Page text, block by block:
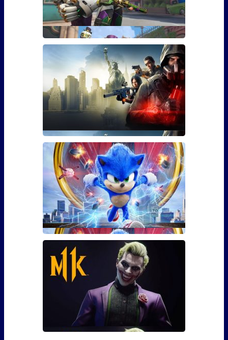
Гайд: Как открыть скин Марди
Гра для Эш из Overwatch
Если вы играли в Overwatch, то наверняка видели
там персона
Гайд: Как использовать бустер
30 уровня для The Division 2
Фанаты The Division 2 наверняка уже в курсе, что 3
марта игра �
Сколько сцен после титров у
Соника?
Сейчас практически каждый фильм – это повод
задерж�